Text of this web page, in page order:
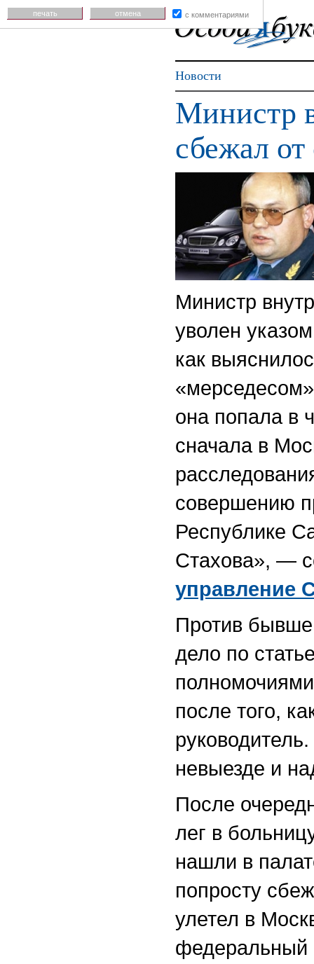
Новости
Министр
сбежал от
Министр
уволен
как
она попала в
сначала в
совершению
Республике
Стахова», —
управление
Против
дело по
после того,
невыезде и
После
лег в
нашли в
попросту
улетел в
федеральный
печать отмена с комментариями